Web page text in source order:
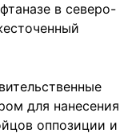
в северо-
для нанесения
оппозиции и